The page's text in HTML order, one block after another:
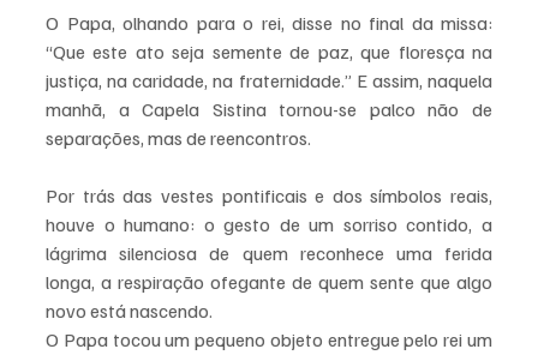
O Papa, olhando para o rei, disse no final da missa:
“Que este­ ato seja semente de paz, que floresça na
justiça, na caridade, na fraternidade.” E assim, naquela
manhã, a Capela Sistina tornou-se palco não de
separações, mas de reencontros.
Por trás das vestes pontificais e dos símbolos reais,
houve o humano: o gesto de um sorriso contido, a
lágrima silenciosa de quem reconhece uma ferida
longa, a respiração ofegante de quem sente que algo
novo está nascendo.
O Papa tocou um pequeno objeto entregue pelo rei um